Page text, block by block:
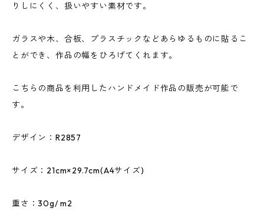
りしにくく、扱いやすい素材です。
ガラスや木、合板、プラスチックなどあらゆるものに貼るこ
とができ、作品の幅をひろげてくれます。
こちらの商品を利用したハンドメイド作品の販売が可能で
す。
デザイン：R2857
サイズ：21cm×29.7cm(A4サイズ)
重さ：30g/ m2